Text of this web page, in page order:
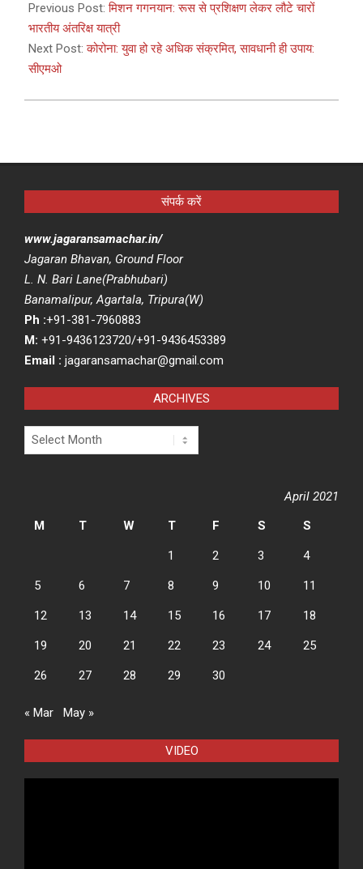
04-
13
Previous Post:मिशन गगनयान: रूस से प्रशिक्षण लेकर लौटे चारों
भारतीय अंतरिक्ष यात्री
Next Post:कोरोना: युवा हो रहे अधिक संक्रमित, सावधानी ही उपाय:
सीएमओ
संपर्क करें
www.jagaransamachar.in/
Jagaran Bhavan, Ground Floor
L. N. Bari Lane(Prabhubari)
Banamalipur, Agartala, Tripura(W)
Ph :+91-381-7960883
M: +91-9436123720/+91-9436453389
Email : jagaransamachar@gmail.com
ARCHIVES
Archives
April 2021
M
T W T F S S
1 2 3 4
5 6 7 8 9 10 11
12 13 14 15 16 17 18
19 20 21 22 23 24 25
26 27 28 29 30
« Mar May »
VIDEO